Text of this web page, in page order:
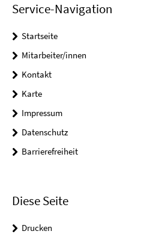
Service-Navigation
Startseite
Mitarbeiter/innen
Kontakt
Karte
Impressum
Datenschutz
Barrierefreiheit
Diese Seite
Drucken